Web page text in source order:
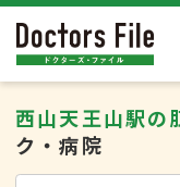
西山天王山駅の
ク・病院